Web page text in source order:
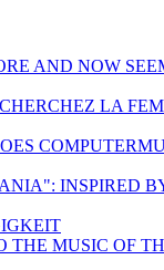
AND NOW
LA
INSPIRED
MUSIC OF